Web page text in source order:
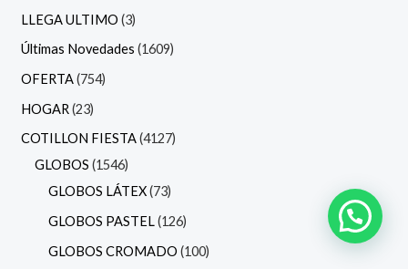
LLEGA ULTIMO 3
Últimas Novedades 1609
OFERTA 754
HOGAR 23
COTILLON FIESTA 4127
GLOBOS 1546
GLOBOS LÁTEX 73
GLOBOS PASTEL 126
GLOBOS CROMADO 100